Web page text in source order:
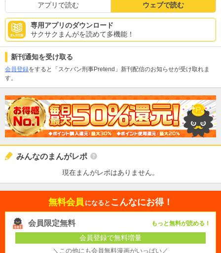
アプリで読む ウェブで読む
専用アプリのダウンロード
サクサクまんがを読めて多機能！
新刊通知を受け取る
会員登録をすると「スケバン刑事Pretend」新刊配信のお知らせが受け取れま
す。
みんなのまんがレポ
現在まんがレポはありません。
無料会員 になると こんなにお得！
会員限定無料 もっと無料が読める！
会員登録で無料増量
＼この他にも会員無料漫画がいっぱい／